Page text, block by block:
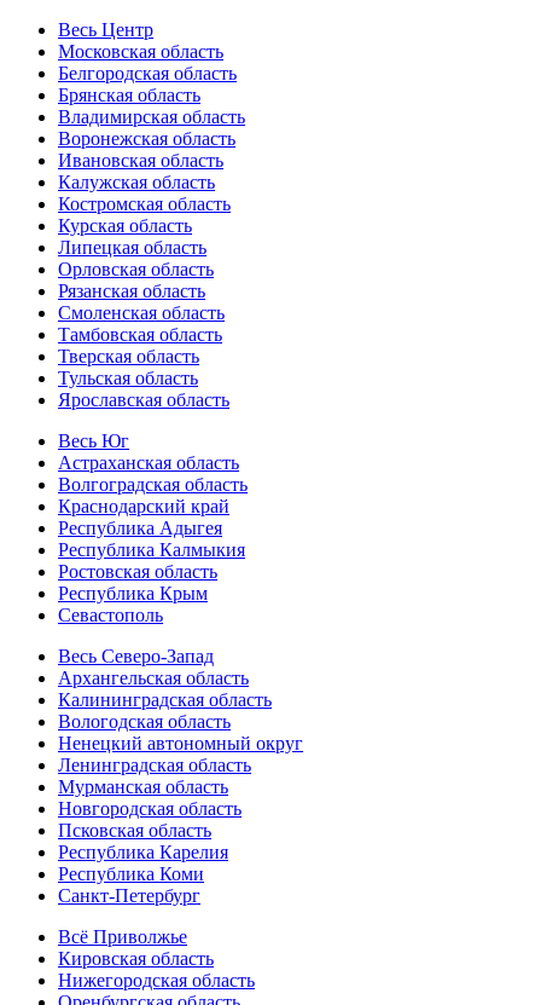
Весь Центр
Московская область
Белгородская область
Брянская область
Владимирская область
Воронежская область
Ивановская область
Калужская область
Костромская область
Курская область
Липецкая область
Орловская область
Рязанская область
Смоленская область
Тамбовская область
Тверская область
Тульская область
Ярославская область
Весь Юг
Астраханская область
Волгоградская область
Краснодарский край
Республика Адыгея
Республика Калмыкия
Ростовская область
Республика Крым
Севастополь
Весь Северо-Запад
Архангельская область
Калининградская область
Вологодская область
Ненецкий автономный округ
Ленинградская область
Мурманская область
Новгородская область
Псковская область
Республика Карелия
Республика Коми
Санкт-Петербург
Всё Приволжье
Кировская область
Нижегородская область